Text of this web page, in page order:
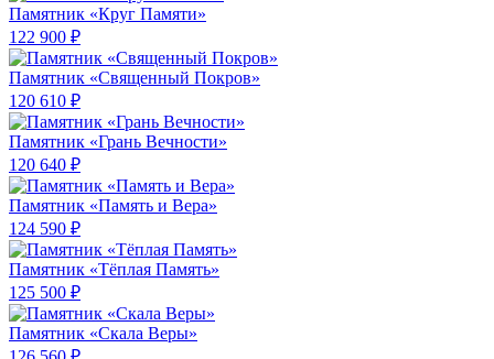
Памятник «Круг Памяти»
122 900 ₽
Памятник «Священный Покров»
120 610 ₽
Памятник «Грань Вечности»
120 640 ₽
Памятник «Память и Вера»
124 590 ₽
Памятник «Тёплая Память»
125 500 ₽
Памятник «Скала Веры»